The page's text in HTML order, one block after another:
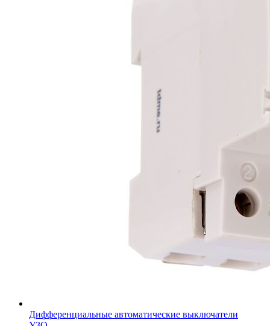
Дифференциальные автоматические выключатели